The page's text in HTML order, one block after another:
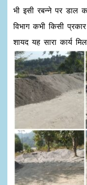
भी इसी रबन्ने पर डाल
विभाग कभी किसी
शायद यह सारा कार्य